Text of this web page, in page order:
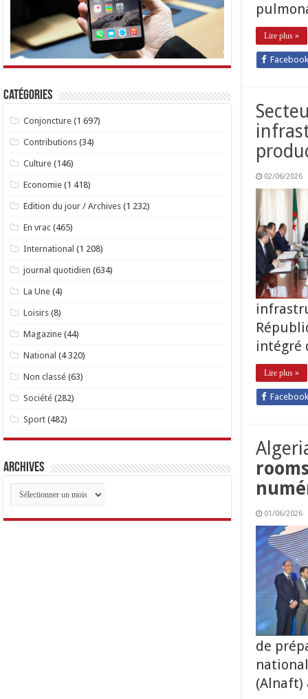
Lire plus »
Facebook
02/06/2026
intégré
Lire plus »
Facebook
01/06/2026
de
(Alnaft)
Catégories
Conjoncture (1 697)
Contributions (34)
Culture (146)
Economie (1 418)
Edition du jour / Archives (1 232)
En vrac (465)
International (1 208)
journal quotidien (634)
La Une (4)
Loisirs (8)
Magazine (44)
National (4 320)
Non classé (63)
Société (282)
Sport (482)
Archives
Archives